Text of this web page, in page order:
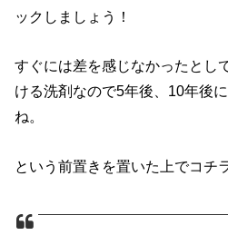
ックしましょう！
すぐには差を感じなかったとし
ける洗剤なので5年後、10年後
ね。
という前置きを置いた上でコチ